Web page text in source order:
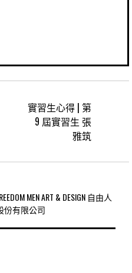
實習生心得 | 第
9 屆實習生 張
雅筑
MEN ART & DESIGN 自由人
份有限公司